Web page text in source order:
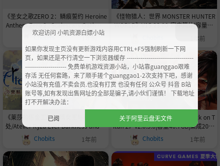
《圣女之歌ZERO 2：鳞痕誓约 Heroine
Anthem Zero 2 : Scalescars Oath》B
UILD 16497022-V1.94|-官中简体|支持
Chobits 1年前
《怪物猎人：世界 MONSTER HUNTER
WORLD》V15.23.00-官中简体|容量15
1年前
《莱莎的炼金工房 常暗女王与秘密藏身
处/Atelier Ryza Ever Darkness and th
e Secret Hideou》BUILD 15768026-
系统优化更新-官中简体|容量22GB|支持
键鼠|手柄
Chobits 1年前
《进击的巨人2：最终一战/Attack on T
itan 2》v2.0.5.0|容量40.7GB|集成2019
0710/0807/0905/1119升级档|官方繁
体中文|支持键鼠|赠多项修改器|赠全解
锁.满亲密度.全装备99星.劇情全角色能
力值140.主角屬性滿存档
Chobits 1年前
欢迎访问 小叽资源白嫖小站
如果你发现主页没有更新游戏内容用CTRL+F5强制刷新一下网
页，如果还是不行清空一下浏览器缓存 ----------------------------------
--------------------- 免费单机游戏资源小站，小站靠guanggao艰难
存活 无任何套路，来了顺手搓个guanggao1-2次支持下吧，感谢
小站没有充值.不卖会员.也没有打赏 也没有任何 公众号 抖音 B站
账号等,如有发现出售网址的全部是骗子,请小伙们谨慎！ 下载地址
打不开解决办法：
已阅
关于阿里云盘无文件